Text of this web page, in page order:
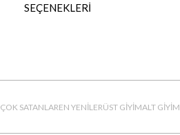
SEÇENEKLERİ
ÇOK SATANLAREN YENİLERÜST GİYİMALT GİYİM